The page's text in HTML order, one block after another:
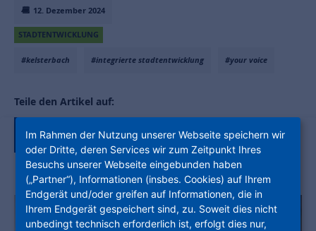
12. Dezember 2024
STADTENTWICKLUNG
#kelsterbach #integrierte stadtentwicklung #your voice
Teile den Artikel auf:
Im Rahmen der Nutzung unserer Webseite speichern wir
oder Dritte, deren Services wir zum Zeitpunkt Ihres
Besuchs unserer Webseite eingebunden haben
(„Partner“), Informationen (insbes. Cookies) auf Ihrem
Endgerät und/oder greifen auf Informationen, die in
Ihrem Endgerät gespeichert sind, zu. Soweit dies nicht
unbedingt technisch erforderlich ist, erfolgt dies nur,